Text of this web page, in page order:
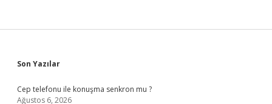
Sidebar
Son Yazılar
Cep telefonu ile konuşma senkron mu ?
Ağustos 6, 2026